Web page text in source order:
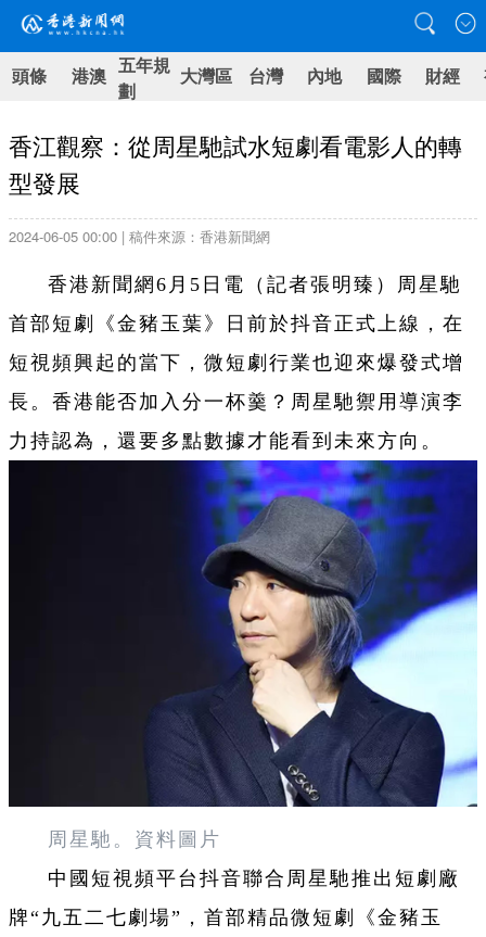
頭條 港澳 五年規
劃
大灣區 台灣 內地 國際 財經
香江觀察：從周星馳試水短劇看電影人的轉
型發展
2024-06-05 00:00 | 稿件來源：香港新聞網
香港新聞網6月5日電（記者張明臻）周星馳
首部短劇《金豬玉葉》日前於抖音正式上線，在
短視頻興起的當下，微短劇行業也迎來爆發式增
長。香港能否加入分一杯羹？周星馳禦用導演李
力持認為，還要多點數據才能看到未來方向。
周星馳。 資料圖片
中國短視頻平台抖音聯合周星馳推出短劇廠
牌“九五二七劇場”，首部精品微短劇《金豬玉